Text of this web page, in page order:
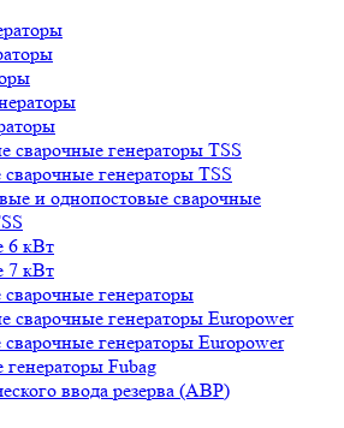
сварочные генераторы TSS
генераторы TSS
и однопостовые сварочные
6 кВт
7 кВт
генераторы
сварочные генераторы Europower
генераторы Europower
Fubag
ввода резерва (АВР)